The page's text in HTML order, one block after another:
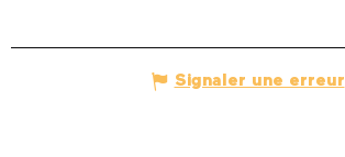
Signaler une erreur